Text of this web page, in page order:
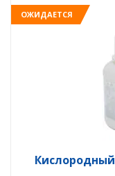
ОЖИДАЕТСЯ
Кислородный